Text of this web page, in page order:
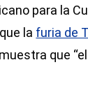
para la
la furia de
que